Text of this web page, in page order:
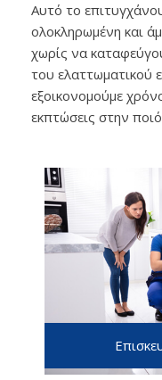
Αυτό το
ολοκληρωμένη και
χωρίς να
του ελαττωματικού
εξοικονομούμε
εκπτώσεις στην